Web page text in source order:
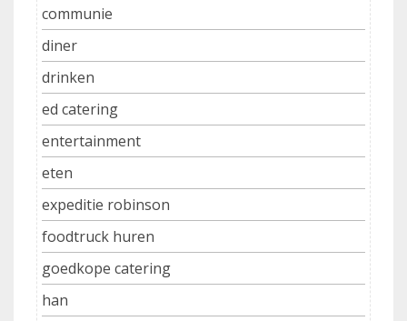
communie
diner
drinken
ed catering
entertainment
eten
expeditie robinson
foodtruck huren
goedkope catering
han